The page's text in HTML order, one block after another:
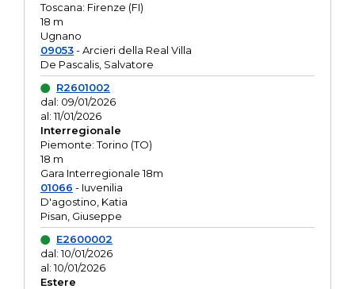
Toscana: Firenze (FI)
18 m
Ugnano
09053- Arcieri della Real Villa
De Pascalis, Salvatore
R2601002
dal: 09/01/2026
al: 11/01/2026
Interregionale
Piemonte: Torino (TO)
18 m
Gara Interregionale 18m
01066 - Iuvenilia
D'agostino, Katia
Pisan, Giuseppe
E2600002
dal: 10/01/2026
al: 10/01/2026
Estere